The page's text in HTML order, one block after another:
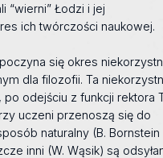
“wierni” Łodzi i jej
ich twórczości naukowej.
się okres
dla filozofii. Ta
po odejściu z funkcji rektora
uczeni przenoszą się do
naturalny (B. Bornstein
inni (W. Wąsik) są